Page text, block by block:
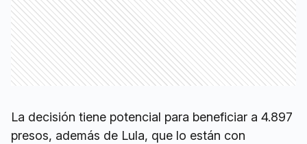
La decisión tiene potencial para beneficiar a 4.897
presos, además de Lula, que lo están con